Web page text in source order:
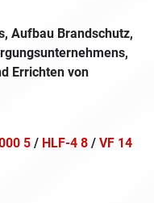
Aufbau Brandschutz,
Errichten von
5 / HLF-4 8 / VF 14